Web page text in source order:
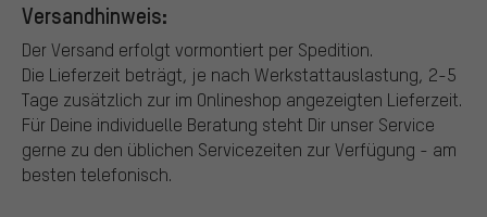
Versandhinweis:
Der Versand erfolgt vormontiert per Spedition.
Die Lieferzeit beträgt, je nach Werkstattauslastung, 2-5
Tage zusätzlich zur im Onlineshop angezeigten Lieferzeit.
Für Deine individuelle Beratung steht Dir unser Service
gerne zu den üblichen Servicezeiten zur Verfügung - am
besten telefonisch.